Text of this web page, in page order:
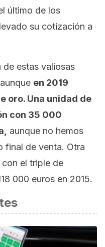
último de los
su cotización a
de estas valiosas
en 2019
oro. Una unidad de
con 35 000
aunque no hemos
final de venta. Otra
el triple de
000 euros en 2015.